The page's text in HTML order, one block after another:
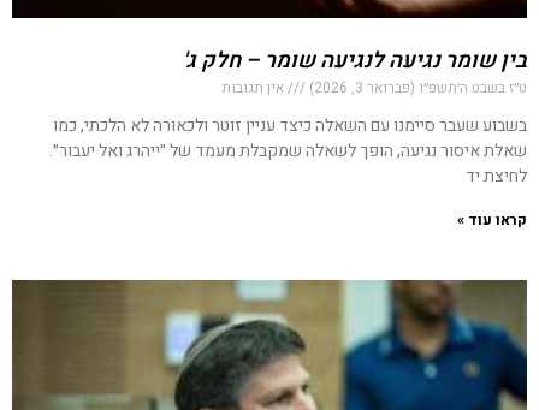
בין שומר נגיעה לנגיעה שומר – חלק ג'
ט״ז בשבט ה׳תשפ״ו (פברואר 3, 2026) אין תגובות
בשבוע שעבר סיימנו עם השאלה כיצד עניין זוטר ולכאורה לא הלכתי, כמו
שאלת איסור נגיעה, הופך לשאלה שמקבלת מעמד של ״ייהרג ואל יעבור״.
לחיצת יד
קראו עוד »